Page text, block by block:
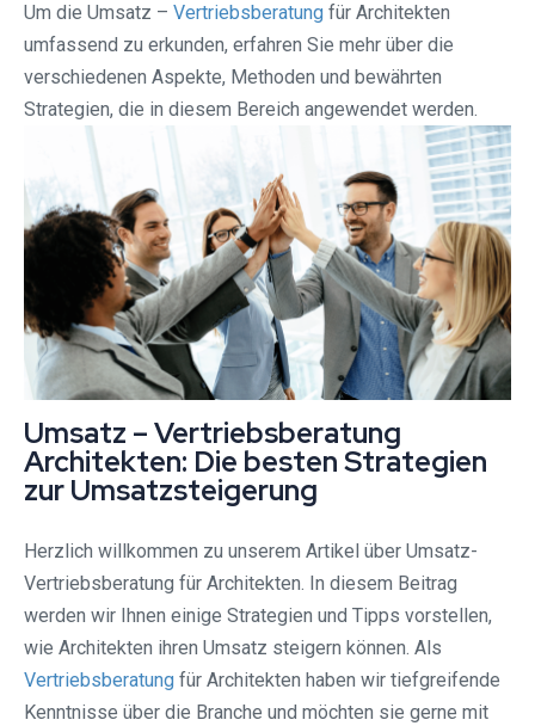
Um die Umsatz – Vertriebsberatung für Architekten
umfassend zu erkunden, erfahren Sie mehr über die
verschiedenen Aspekte, Methoden und bewährten
Strategien, die in diesem Bereich angewendet werden.
Umsatz – Vertriebsberatung
Architekten: Die besten Strategien
zur Umsatzsteigerung
Herzlich willkommen zu unserem Artikel über Umsatz-
Vertriebsberatung für Architekten. In diesem Beitrag
werden wir Ihnen einige Strategien und Tipps vorstellen,
wie Architekten ihren Umsatz steigern können. Als
Vertriebsberatung für Architekten haben wir tiefgreifende
Kenntnisse über die Branche und möchten sie gerne mit